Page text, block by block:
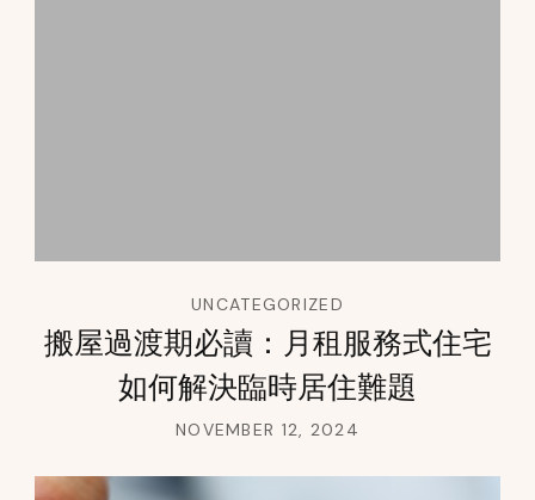
UNCATEGORIZED
搬屋過渡期必讀：月租服務式住宅
如何解決臨時居住難題
NOVEMBER 12, 2024